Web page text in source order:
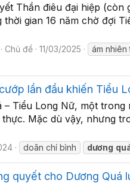
Thần điêu đại hiệp
thời gian 16 năm chờ đợi
Chủ đề 11/03/2025 ám
lần đầu khiến Tiểu
– Tiểu Long Nữ, một
Mặc dù vậy, nhưng
doãn chí bình dương
quyết cho Dương Quá